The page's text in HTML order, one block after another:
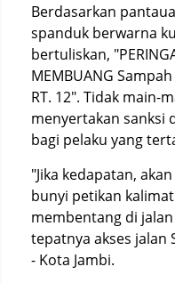
Berdasarkan
spanduk berwarna
bertuliskan,
MEMBUANG
RT. 12". Tidak main-
menyertakan sanksi
bagi pelaku yang
"Jika kedapatan,
bunyi petikan
membentang di
tepatnya akses jalan
- Kota Jambi.